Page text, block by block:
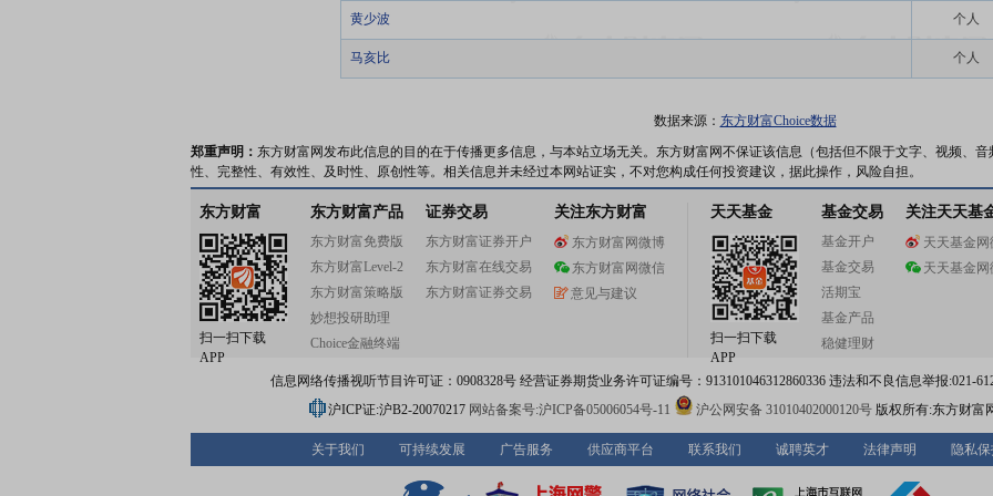
黄少波 个人
马亥比 个人
数据来源： 东方财富Choice数据
郑重声明： 东方财富网发布此信息的目的在于传播更多信息，与本站立场无关。东方财富网不保证该信息（包括但不限于文字、视频、
性、完整性、有效性、及时性、原创性等。相关信息并未经过本网站证实，不对您构成任何投资建议，据此操作，风险自担。
东方财富
扫一扫下载
APP
东方财富产品
东方财富免费版
东方财富Level-2
东方财富策略版
妙想投研助理
Choice金融终端
证券交易
东方财富证券开户
东方财富在线交易
东方财富证券交易
关注东方财富
东方财富网微博
东方财富网微信
意见与建议
天天基金
扫一扫下载
APP
基金交易
基金开户
基金交易
活期宝
基金产品
稳健理财
关注天天基
天天基金网
天天基金网
信息网络传播视听节目许可证：0908328号 经营证券期货业务许可证编号：913101046312860336 违法和不良信息举报:021-
沪ICP证:沪B2-20070217 网站备案号:沪ICP备05006054号-11 沪公网安备 31010402000120号版权所有:东方财富
关于我们 可持续发展 广告服务 供应商平台 联系我们 诚聘英才 法律声明 隐私保